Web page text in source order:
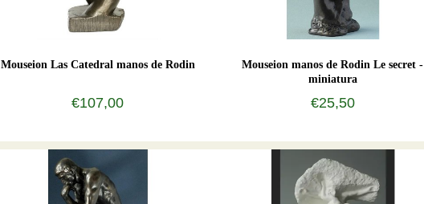
Mouseion Las Catedral manos de Rodin
€107,00
Mouseion manos de Rodin Le secret -
miniatura
€25,50